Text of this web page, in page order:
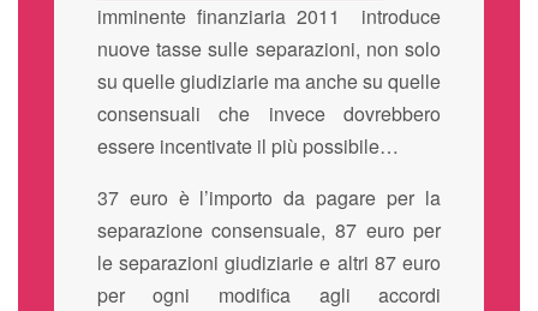
imminente finanziaria 2011 introduce
nuove tasse sulle separazioni, non solo
su quelle giudiziarie ma anche su quelle
consensuali che invece dovrebbero
essere incentivate il più possibile…
37 euro è l’importo da pagare per la
separazione consensuale, 87 euro per
le separazioni giudiziarie e altri 87 euro
per ogni modifica agli accordi